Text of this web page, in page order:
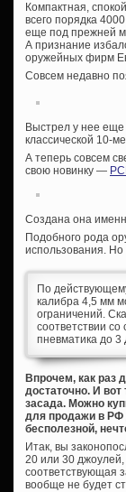
Компактная,
всего порядка
еще под прежней
А признание
оружейных фирм
Совсем недавно
Выстрел у нее
классической 10-
А теперь совсем
свою новинку —
Создана она
Подобного рода
использования.
По
калибра 4,5 мм
ограничений.
соответствии
пневматика до 3
Впрочем, как раз
достаточно. И вот
засада. Можно
для продажи в РФ
бесполезной,
Итак, вы
20 или 30 джоулей,
соответствующая
вообще не будет